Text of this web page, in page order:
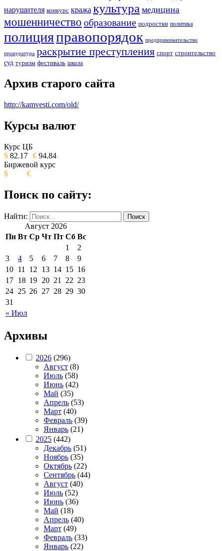
нарушителя конкурс кража культура медицина
мошенничество образование подростки политика
полицияправопорядок предпринимательство
прокуратура раскрытие преступления спорт строительство
суд туризм фестиваль школа
Архив старого сайта
http://kamvesti.com/old/
ОБЩЕСТВЕННО-ПОЛИТИЧЕСКОЕ
ИЗДАНИЕ КАМЧАТСКОГО КРАЯ.
Курсы валют
Курс ЦБ
$ 82.17 € 94.84
Биржевой курс
$
€
Поиск по сайту:
Найти:
Август 2026
Пн Вт Ср Чт Пт Сб Вс
« Июл
1
2
3
4 5 6 7 8
9
10 11 12 13 14 15 16
17 18 19 20 21 22 23
24 25 26 27 28 29 30
31
Архивы
2026 (296)
Август (8)
Июль (58)
Июнь (42)
Май (35)
Апрель (53)
Март (40)
Февраль (39)
Январь (21)
2025 (442)
Декабрь (51)
Ноябрь (35)
Октябрь (22)
Сентябрь (44)
Август (40)
Июль (52)
Июнь (36)
Май (18)
Апрель (40)
Март (49)
Февраль (33)
Январь (22)